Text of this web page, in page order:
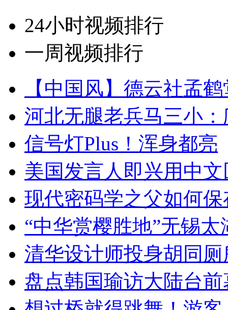
24小时视频排行
一周视频排行
【中国风】德云社孟
河北无腿老兵马三小
信号灯Plus！浑身都亮
美国发言人即兴用中
现代密码学之父如何
“中华赏樱胜地”无锡
清华设计师投身胡同
盘点韩国瑜访大陆台